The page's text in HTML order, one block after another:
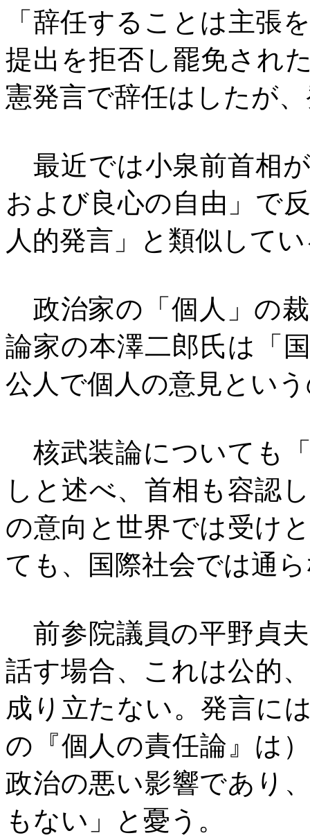
「辞任することは主張
提出を拒否し罷免され
憲発言で辞任はしたが
最近では小泉前首相
および良心の自由」で
人的発言」と類似して
政治家の「個人」の
論家の本澤二郎氏は「
公人で個人の意見とい
核武装論についても
しと述べ、首相も容認
の意向と世界では受け
ても、国際社会では通
前参院議員の平野貞
話す場合、これは公的
成り立たない。発言に
の『個人の責任論』は
政治の悪い影響であり
もない」と憂う。